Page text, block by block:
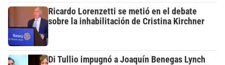
Ricardo Lorenzetti se metió en el debate
sobre la inhabilitación de Cristina Kirchner
Di Tullio impugnó a Joaquín Benegas Lynch